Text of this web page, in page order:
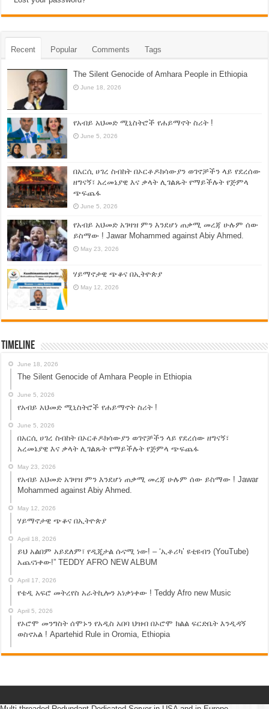
Recent Popular Comments Tags
The Silent Genocide of Amhara People in Ethiopia
June 18, 2026
የአብይ አህመድ ሚኒስትሮች የሐይማኖት ስሪት !
June 5, 2026
በአርሲ ሀገረ ስብከት በኦርቶዶክሳውያን ወገኖቻችን ላይ የደረሰው
ዘግናኝ፣ አረመኔያዊ እና ቃላት ሊገልጹት የማይችሉት የጅምላ
ጭፍጨፋ
June 5, 2026
የአብይ አህመድ አገዛዝ ምን እንደሆነ ጠቃሚ መረጃ ሁሉም ሰው
ይስማው ! Jawar Mohammed against Abiy Ahmed.
May 23, 2026
ሃይማኖታዊ ጭቆና በኢትዮጵያ
May 12, 2026
Timeline
June 18, 2026
The Silent Genocide of Amhara People in Ethiopia
June 5, 2026
የአብይ አህመድ ሚኒስትሮች የሐይማኖት ስሪት !
June 5, 2026
በአርሲ ሀገረ ስብከት በኦርቶዶክሳውያን ወገኖቻችን ላይ የደረሰው ዘግናኝ፣
አረመኔያዊ እና ቃላት ሊገልጹት የማይችሉት የጅምላ ጭፍጨፋ
May 23, 2026
የአብይ አህመድ አገዛዝ ምን እንደሆነ ጠቃሚ መረጃ ሁሉም ሰው ይስማው ! Jawar
Mohammed against Abiy Ahmed.
May 12, 2026
ሃይማኖታዊ ጭቆና በኢትዮጵያ
April 18, 2026
ይህ አልበም አይደለም፣ የዲጂታል ሱናሚ ነው! – ‘ኢቶሪካ’ ዩቲዩብን (YouTube)
አጨናነቀው!” TEDDY AFRO NEW ALBUM
April 17, 2026
የቴዲ አፍሮ መትረየስ አራትኪሎን አነቃነቀው ! Teddy Afro new Music
April 5, 2026
የኦሮሞ መንግስት ሰሞኑን የአዲስ አበባ ህዝብ በኦሮሞ ክልል ፍርድቤት እንዲዳኝ
ወስኖአል ! Apartehid Rule in Oromia, Ethiopia